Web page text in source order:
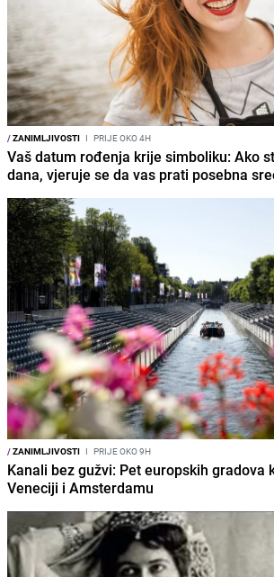
/ZANIMLJIVOSTI I PRIJE OKO 4H
Vaš datum rođenja krije simboliku: Ako
dana, vjeruje se da vas prati posebna
/ZANIMLJIVOSTI I PRIJE OKO 9H
Kanali bez gužvi: Pet europskih gradova
Veneciji i Amsterdamu